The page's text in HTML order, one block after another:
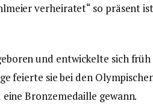
verheiratet“ so präsent
und entwickelte sich früh
feierte sie bei den
Bronzemedaille gewann.